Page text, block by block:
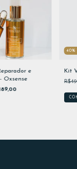
e
Oxsense
40
Kit